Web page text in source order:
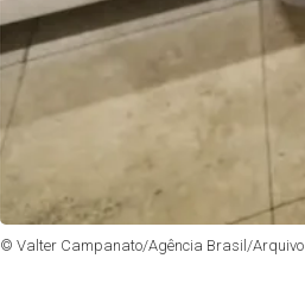
© Valter Campanato/Agência Brasil/Arquivo